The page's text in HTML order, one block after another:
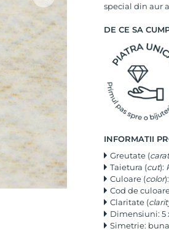
special din aur
DE CE SA
INFORMATII
Greutate (carat
Taietura (cut):
Culoare (color
Cod de
Claritate (
Dimensiuni: 5
Simetrie: buna